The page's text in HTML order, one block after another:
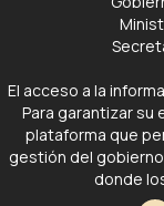
El acceso a la
Para garantizar
plataforma que
gestión del
donde